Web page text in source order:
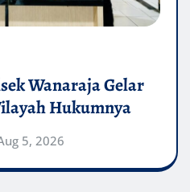
Wanaraja Gelar
Hukumnya
5, 2026